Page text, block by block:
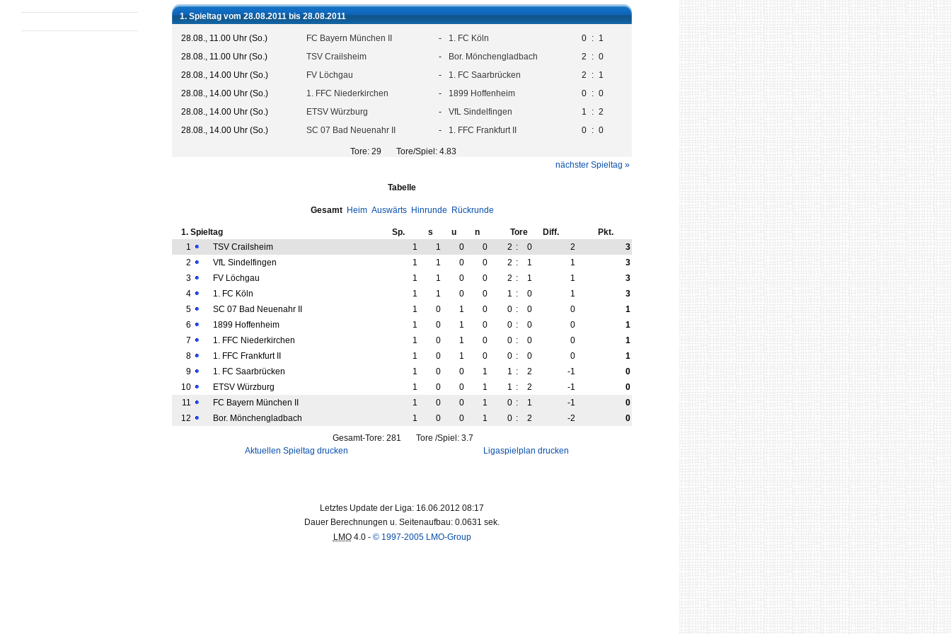
1. Spieltag vom 28.08.2011 bis 28.08.2011
28.08., 11.00 Uhr (So.) FC Bayern München II - 1. FC Köln 0 : 1
28.08., 11.00 Uhr (So.)
TSV Crailsheim - Bor. Mönchengladbach 2 : 0
28.08., 14.00 Uhr (So.)
FV Löchgau - 1. FC Saarbrücken 2 : 1
28.08., 14.00 Uhr (So.)
1. FFC Niederkirchen - 1899 Hoffenheim 0 : 0
28.08., 14.00 Uhr (So.)
ETSV Würzburg - VfL Sindelfingen 1 : 2
28.08., 14.00 Uhr (So.)
SC 07 Bad Neuenahr II - 1. FFC Frankfurt II 0 : 0
Tore: 29 Tore/Spiel: 4.83
nächster Spieltag »
Tabelle
Gesamt Heim Auswärts Hinrunde Rückrunde
1. Spieltag Sp. s u n Tore Diff.
Pkt.
1
TSV Crailsheim 1 1 0 0 2 : 0 2
3
2
VfL Sindelfingen 1 1 0 0 2 : 1 1
3
3
FV Löchgau 1 1 0 0 2 : 1 1
3
4
1. FC Köln 1 1 0 0 1 : 0 1
3
5
SC 07 Bad Neuenahr II 1 0 1 0 0 : 0 0
1
6
1899 Hoffenheim 1 0 1 0 0 : 0 0
1
7
1. FFC Niederkirchen 1 0 1 0 0 : 0 0
1
8
1. FFC Frankfurt II 1 0 1 0 0 : 0 0
1
9
1. FC Saarbrücken 1 0 0 1 1 : 2 -1
0
10
ETSV Würzburg 1 0 0 1 1 : 2 -1
0
11
FC Bayern München II 1 0 0 1 0 : 1 -1
0
12
Bor. Mönchengladbach 1 0 0 1 0 : 2 -2
0
Gesamt-Tore: 281 Tore /Spiel: 3.7
Aktuellen Spieltag drucken
Ligaspielplan drucken
Letztes Update der Liga: 16.06.2012 08:17
Dauer Berechnungen u. Seitenaufbau: 0.0631 sek.
LMO4.0 - © 1997-2005 LMO-Group